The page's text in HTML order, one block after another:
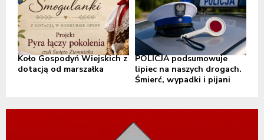
Koło Gospodyń Wiejskich z
dotacją od marszałka
POLICJA podsumowuje
lipiec na naszych drogach.
Śmierć, wypadki i pijani